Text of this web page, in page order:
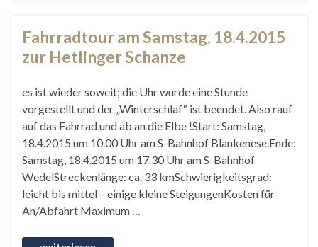
Fahrradtour am Samstag, 18.4.2015
zur Hetlinger Schanze
es ist wieder soweit; die Uhr wurde eine Stunde
vorgestellt und der „Winterschlaf“ ist beendet. Also rauf
auf das Fahrrad und ab an die Elbe !Start: Samstag,
18.4.2015 um 10.00 Uhr am S-Bahnhof Blankenese.Ende:
Samstag, 18.4.2015 um 17.30 Uhr am S-Bahnhof
WedelStreckenlänge: ca. 33 kmSchwierigkeitsgrad:
leicht bis mittel – einige kleine SteigungenKosten für
An/Abfahrt Maximum …